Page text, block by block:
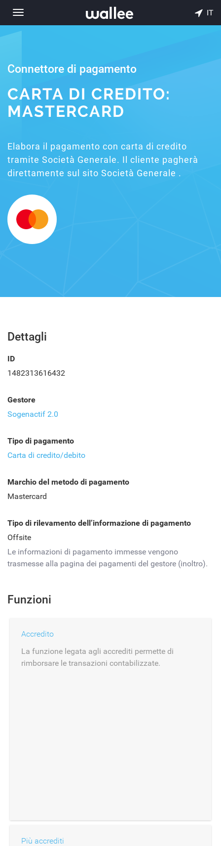
Toggle
navigation
IT
Connettore di pagamento
CARTA DI CREDITO:
MASTERCARD
Elabora il pagamento con carta di credito
tramite Società Generale. Il cliente pagherà
direttamente sul sito Società Generale .
Dettagli
ID
1482313616432
Gestore
Sogenactif 2.0
Tipo di pagamento
Carta di credito/debito
Marchio del metodo di pagamento
Mastercard
Tipo di rilevamento dell’informazione di pagamento
Offsite
Le informazioni di pagamento immesse vengono
trasmesse alla pagina dei pagamenti del gestore (inoltro).
Funzioni
Accredito
La funzione legata agli accrediti permette di
rimborsare le transazioni contabilizzate.
Più accrediti